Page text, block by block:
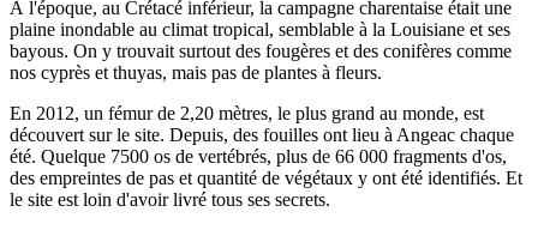
À l'époque, au Crétacé inférieur, la campagne charentaise était une
plaine inondable au climat tropical, semblable à la Louisiane et ses
bayous. On y trouvait surtout des fougères et des conifères comme
nos cyprès et thuyas, mais pas de plantes à fleurs.
En 2012, un fémur de 2,20 mètres, le plus grand au monde, est
découvert sur le site. Depuis, des fouilles ont lieu à Angeac chaque
été. Quelque 7500 os de vertébrés, plus de 66 000 fragments d'os,
des empreintes de pas et quantité de végétaux y ont été identifiés. Et
le site est loin d'avoir livré tous ses secrets.